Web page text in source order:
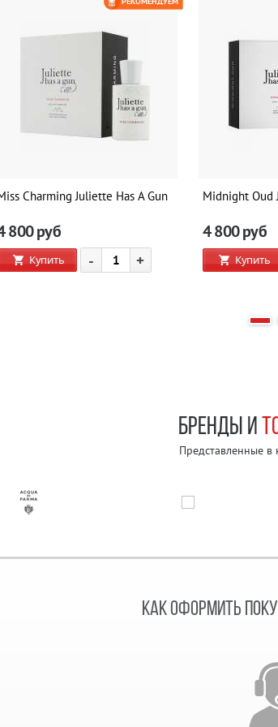
Charming Juliette Has A Gun
800руб
Купить - +
Midnight Oud
4 800руб
Купить
БРЕНДЫ И
Представленные в
КАК ОФОРМИТЬ